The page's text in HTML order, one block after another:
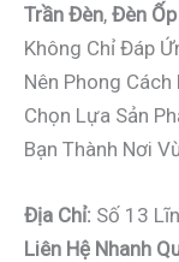
Trần Đèn, Đèn
Không Chỉ Đáp
Nên Phong
Chọn Lựa Sản
Bạn Thành Nơi
Địa Chỉ: Số 13
Liên Hệ Nhanh